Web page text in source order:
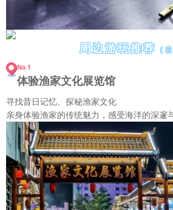
周边游玩推荐 （
No.1
体验渔家文化展览馆
寻找昔日记忆、探秘渔家文化
亲身体验渔家的传统魅力，感受海洋的深邃